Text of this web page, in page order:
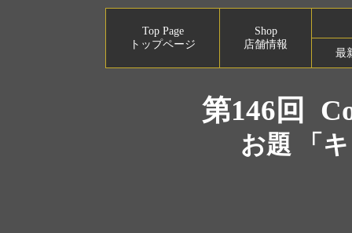
Top Page
トップページ
Shop
店舗情報
最
第146回
お題 「